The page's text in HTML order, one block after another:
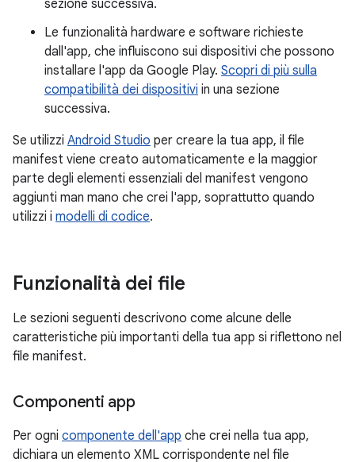
sezione successiva.
Le funzionalità hardware e software richieste
dall'app, che influiscono sui dispositivi che possono
installare l'app da Google Play. Scopri di più sulla
compatibilità dei dispositivi in una sezione
successiva.
Se utilizzi Android Studio per creare la tua app, il file
manifest viene creato automaticamente e la maggior
parte degli elementi essenziali del manifest vengono
aggiunti man mano che crei l'app, soprattutto quando
utilizzi i modelli di codice.
Funzionalità dei file
Le sezioni seguenti descrivono come alcune delle
caratteristiche più importanti della tua app si riflettono nel
file manifest.
Componenti app
Per ogni componente dell'app che crei nella tua app,
dichiara un elemento XML corrispondente nel file